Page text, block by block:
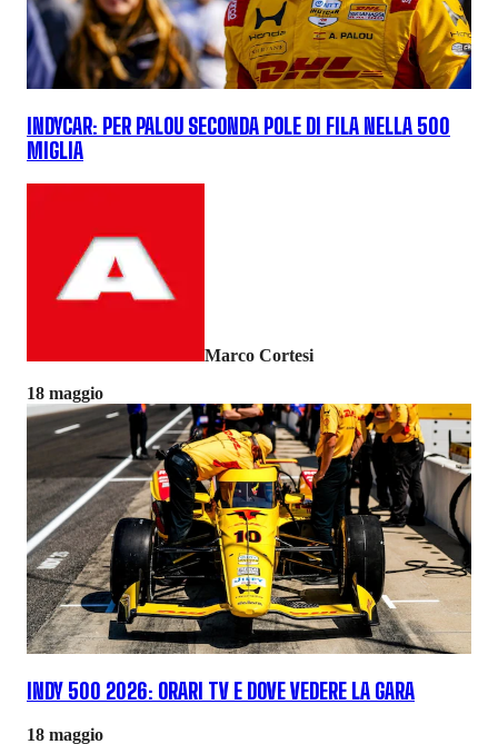
INDYCAR: PER PALOU SECONDA POLE DI FILA NELLA 500
MIGLIA
Marco Cortesi
18 maggio
INDY 500 2026: ORARI TV E DOVE VEDERE LA GARA
18 maggio